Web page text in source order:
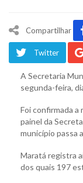
Compartilhar
Twitter
A Secretaria
segunda-feira,
Foi confirmada a
painel da
município passa
Maratá registra
dos quais 197